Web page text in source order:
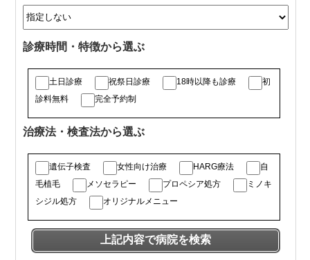
診療時間・特徴から選ぶ
土日診療 祝祭日診療 18時以降も診療
初
診料無料
完全予約制
治療法・検査法から選ぶ
遺伝子検査 女性向け治療 HARG療法
自
毛植毛
メソセラピー プロペシア処方
ミノキ
シジル処方
オリジナルメニュー